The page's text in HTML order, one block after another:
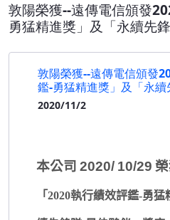
敦陽榮獲--遠傳電信頒發
勇猛精進獎」及「永續先
敦陽榮獲--遠傳電信頒發
鑑-勇猛精進獎」及「永續
2020/11/2
本公司 2020/ 10/29
「2020執行績效評鑑-勇猛